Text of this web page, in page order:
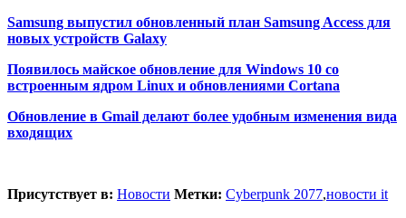
Samsung выпустил обновленный план Samsung Access для
новых устройств Galaxy
Появилось майское обновление для Windows 10 со
встроенным ядром Linux и обновлениями Cortana
Обновление в Gmail делают более удобным изменения вида
входящих
Присутствует в: Новости Метки: Cyberpunk 2077,новости it